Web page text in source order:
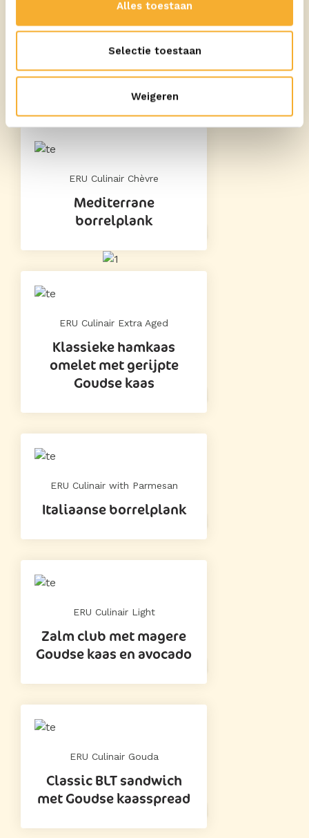
Alles toestaan
Selectie toestaan
Weigeren
ERU Culinair Brie
Franse borrelplank
ERU Culinair Chèvre
Mediterrane
borrelplank
ERU Culinair Extra Aged
Klassieke hamkaas
omelet met gerijpte
Goudse kaas
ERU Culinair with Parmesan
Italiaanse borrelplank
ERU Culinair Light
Zalm club met magere
Goudse kaas en avocado
ERU Culinair Gouda
Classic BLT sandwich
met Goudse kaasspread